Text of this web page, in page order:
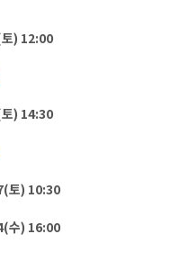
) 12:00
) 14:30
토) 10:30
수) 16:00